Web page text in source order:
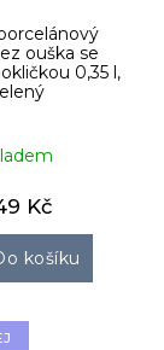
ouška se
0,35 l,
Kč
košíku